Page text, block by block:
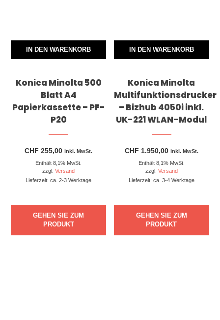
IN DEN WARENKORB
Konica Minolta 500
Blatt A4
Papierkassette – PF-
P20
CHF 255,00 inkl. MwSt.
Enthält 8,1% MwSt.
zzgl.Versand
Lieferzeit: ca. 2-3 Werktage
GEHEN SIE ZUM
PRODUKT
IN DEN WARENKORB
Konica Minolta
Multifunktionsdrucker
– Bizhub 4050i inkl.
UK-221 WLAN-Modul
CHF 1.950,00 inkl. MwSt.
Enthält 8,1% MwSt.
zzgl. Versand
Lieferzeit: ca. 3-4 Werktage
GEHEN SIE ZUM
PRODUKT